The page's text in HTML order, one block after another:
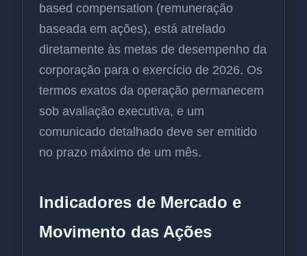
based compensation (remuneração
baseada em ações), está atrelado
diretamente às metas de desempenho da
corporação para o exercício de 2026. Os
termos exatos da operação permanecem
sob avaliação executiva, e um
comunicado detalhado deve ser emitido
no prazo máximo de um mês.
Indicadores de Mercado e
Movimento das Ações